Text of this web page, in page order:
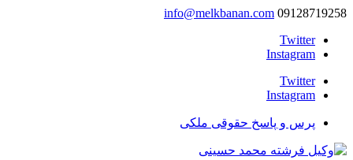
09128719258
info@melkbanan.com
Twitter
Instagram
Twitter
Instagram
پرس و پاسخ حقوقی ملکی